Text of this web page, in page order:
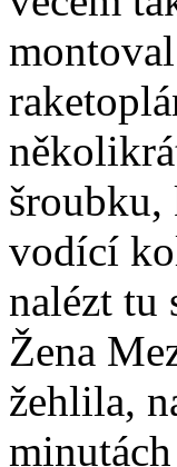
vodící
nalézt tu
Žena
žehlila,